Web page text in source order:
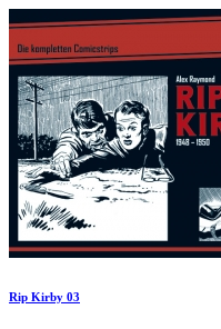
Rip Kirby 03